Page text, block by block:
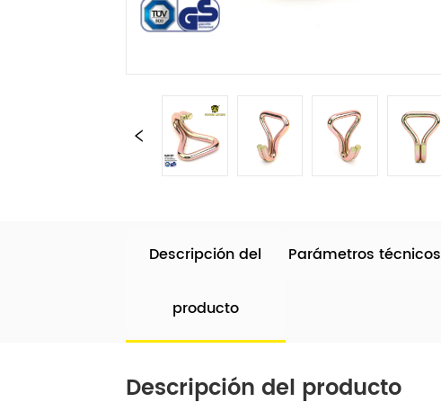
Descripción del
producto
Parámetros técnicos
Descripción del producto